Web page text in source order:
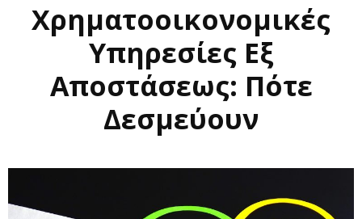
Χρηματοοικονομικές
Υπηρεσίες Εξ
Αποστάσεως: Πότε
Δεσμεύουν